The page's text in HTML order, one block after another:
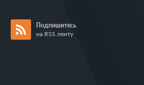
Подпишитесь
на RSS ленту